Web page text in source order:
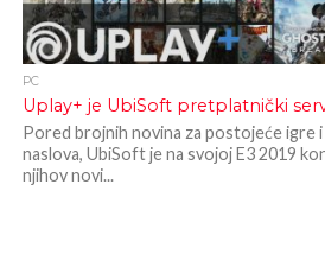
PC
Uplay+ je UbiSoft pretplatnički
Pored brojnih novina za postojeće igre
naslova, UbiSoft je na svojoj E3 2019
njihov novi...